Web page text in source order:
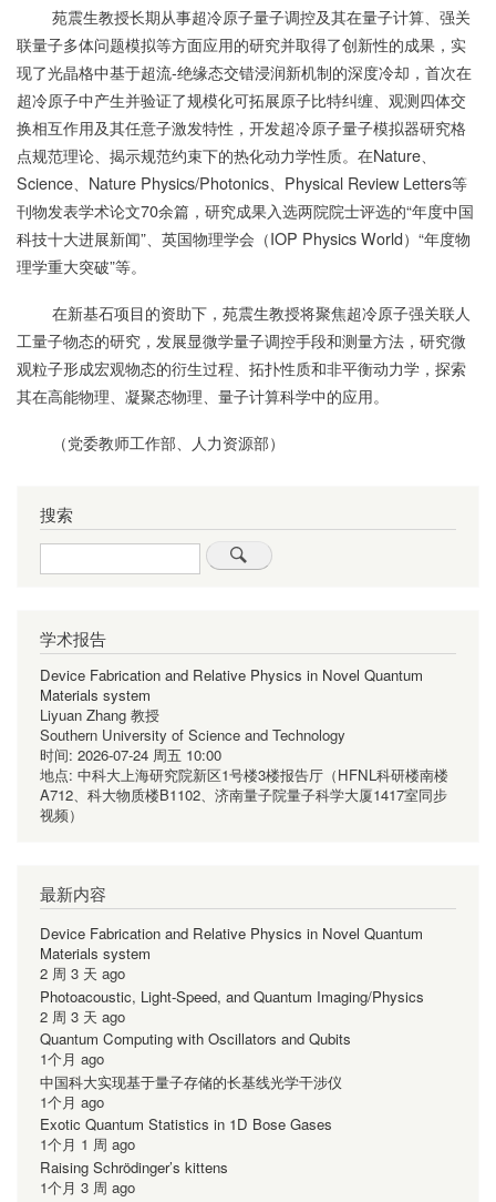
苑震生教授长期从事超冷原子量子调控及其在量子计算、强关
联量子多体问题模拟等方面应用的研究并取得了创新性的成果，实
现了光晶格中基于超流-绝缘态交错浸润新机制的深度冷却，首次在
超冷原子中产生并验证了规模化可拓展原子比特纠缠、观测四体交
换相互作用及其任意子激发特性，开发超冷原子量子模拟器研究格
点规范理论、揭示规范约束下的热化动力学性质。在Nature、
Science、Nature Physics/Photonics、Physical Review Letters等
刊物发表学术论文70余篇，研究成果入选两院院士评选的“年度中国
科技十大进展新闻”、英国物理学会（IOP Physics World）“年度物
理学重大突破”等。
在新基石项目的资助下，苑震生教授将聚焦超冷原子强关联人
工量子物态的研究，发展显微学量子调控手段和测量方法，研究微
观粒子形成宏观物态的衍生过程、拓扑性质和非平衡动力学，探索
其在高能物理、凝聚态物理、量子计算科学中的应用。
（党委教师工作部、人力资源部）
搜索
Search
学术报告
Device Fabrication and Relative Physics in Novel Quantum
Materials system
Liyuan Zhang 教授
Southern University of Science and Technology
时间: 2026-07-24 周五 10:00
地点: 中科大上海研究院新区1号楼3楼报告厅（HFNL科研楼南楼
A712、科大物质楼B1102、济南量子院量子科学大厦1417室同步
视频）
最新内容
Device Fabrication and Relative Physics in Novel Quantum
Materials system
2 周 3 天 ago
Photoacoustic, Light-Speed, and Quantum Imaging/Physics
2 周 3 天 ago
Quantum Computing with Oscillators and Qubits
1个月 ago
中国科大实现基于量子存储的长基线光学干涉仪
1个月 ago
Exotic Quantum Statistics in 1D Bose Gases
1个月 1 周 ago
Raising Schrödinger’s kittens
1个月 3 周 ago